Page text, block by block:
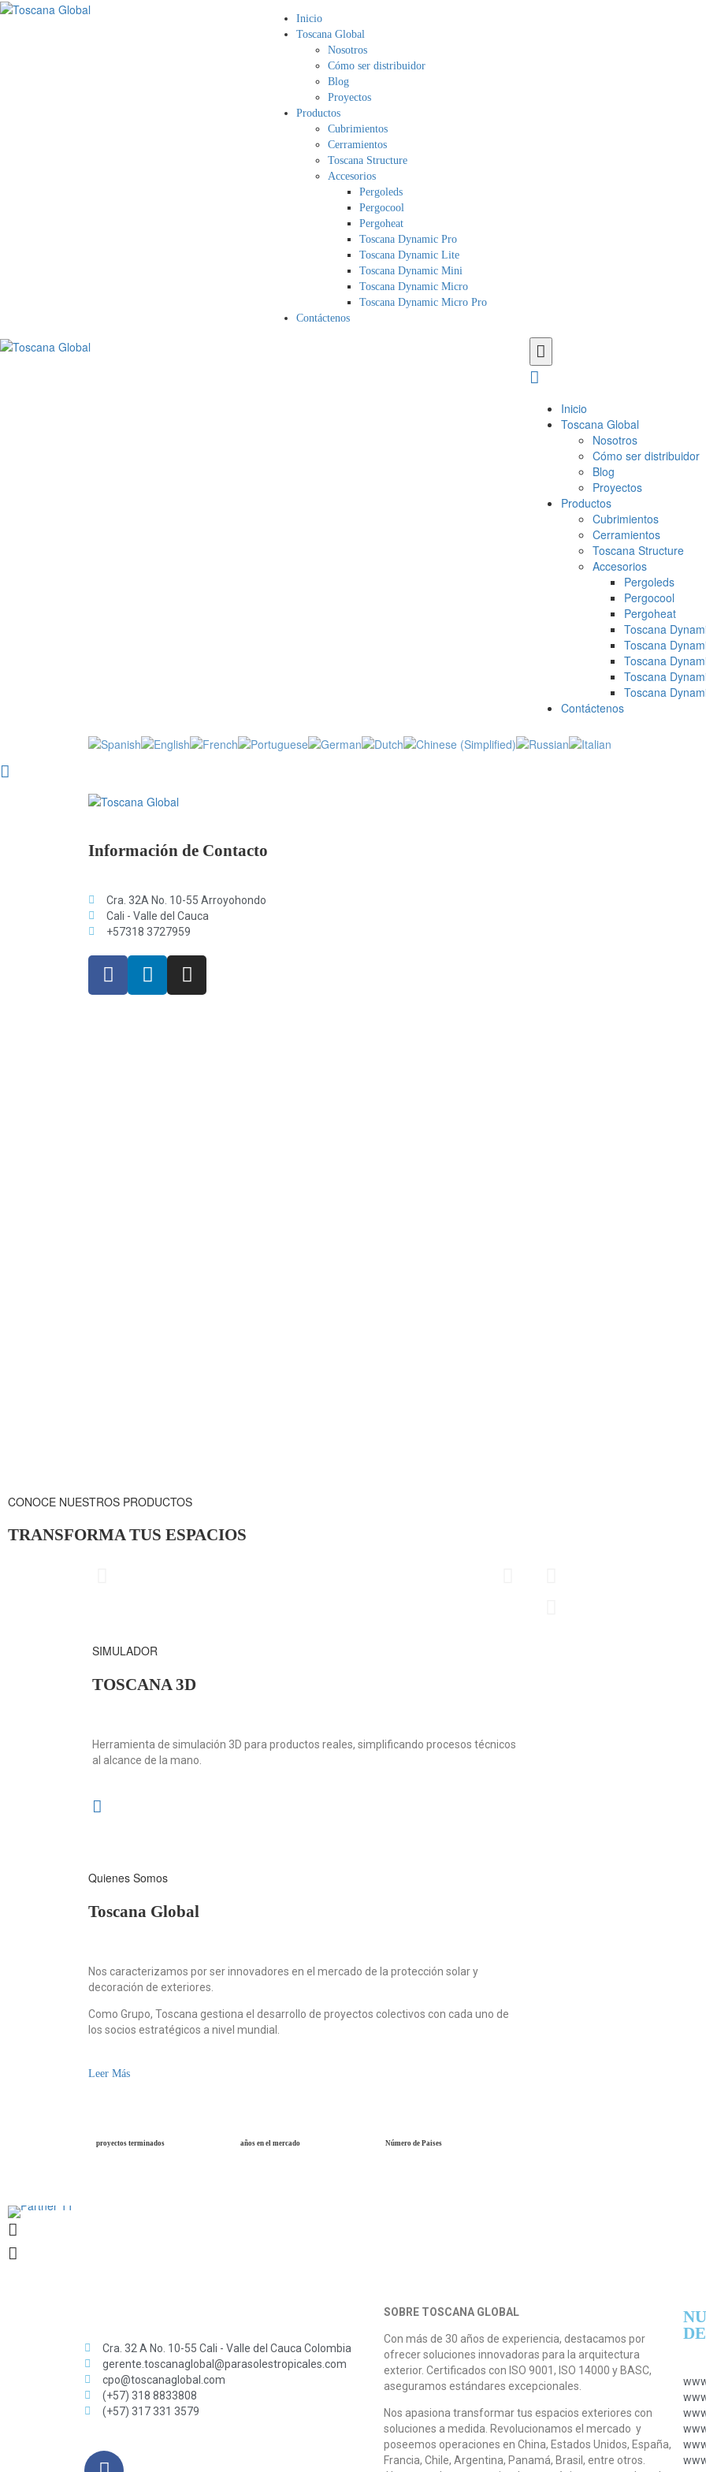
Inicio
Toscana Global
Nosotros
Cómo ser distribuidor
Blog
Proyectos
Productos
Cubrimientos
Cerramientos
Toscana Structure
Accesorios
Pergoleds
Pergocool
Pergoheat
Toscana Dynamic Pro
Toscana Dynamic Lite
Toscana Dynamic Mini
Toscana Dynamic Micro
Toscana Dynamic Micro Pro
Contáctenos
Inicio
Toscana Global
Nosotros
Cómo ser distribuidor
Blog
Proyectos
Productos
Cubrimientos
Cerramientos
Toscana Structure
Accesorios
Pergoleds
Pergocool
Pergoheat
Toscana
Toscana
Toscana
Toscana
Toscana
Contáctenos
Información de Contacto
Cra. 32A No. 10-55 Arroyohondo
Cali - Valle del Cauca
+57318 3727959
CONOCE NUESTROS PRODUCTOS
TRANSFORMA TUS ESPACIOS
SIMULADOR
TOSCANA 3D
Herramienta de simulación 3D para productos reales, simplificando procesos técnicos
al alcance de la mano.
Quienes Somos
Toscana Global
Nos caracterizamos por ser innovadores en el mercado de la protección solar y
decoración de exteriores.
Como Grupo, Toscana gestiona el desarrollo de proyectos colectivos con cada uno de
los socios estratégicos a nivel mundial.
Leer Más
proyectos terminados años en el mercado Número de Paises
Cra. 32 A No. 10-55 Cali - Valle del Cauca Colombia
gerente.toscanaglobal@parasolestropicales.com
cpo@toscanaglobal.com
(+57) 318 8833808
(+57) 317 331 3579
SOBRE TOSCANA GLOBAL
Con más de 30 años de experiencia, destacamos por
ofrecer soluciones innovadoras para la arquitectura
exterior. Certificados con ISO 9001, ISO 14000 y BASC,
aseguramos estándares excepcionales.
Nos apasiona transformar tus espacios exteriores con
soluciones a medida. Revolucionamos el mercado y
poseemos operaciones en China, Estados Unidos, España,
Francia, Chile, Argentina, Panamá, Brasil, entre otros.